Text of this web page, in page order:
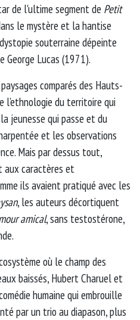
de l'ultime segment de Petit
le mystère et la hantise
souterraine dépeinte
George Lucas (1971).
comparés des Hauts-
l’ethnologie du territoire qui
jeunesse qui passe et du
et les observations
Mais par dessus tout,
aux caractères et
ils avaient pratiqué avec les
, les auteurs décortiquent
amical, sans testostérone,
où le champ des
baissés, Hubert Charuel et
humaine qui embrouille
par un trio au diapason, plus